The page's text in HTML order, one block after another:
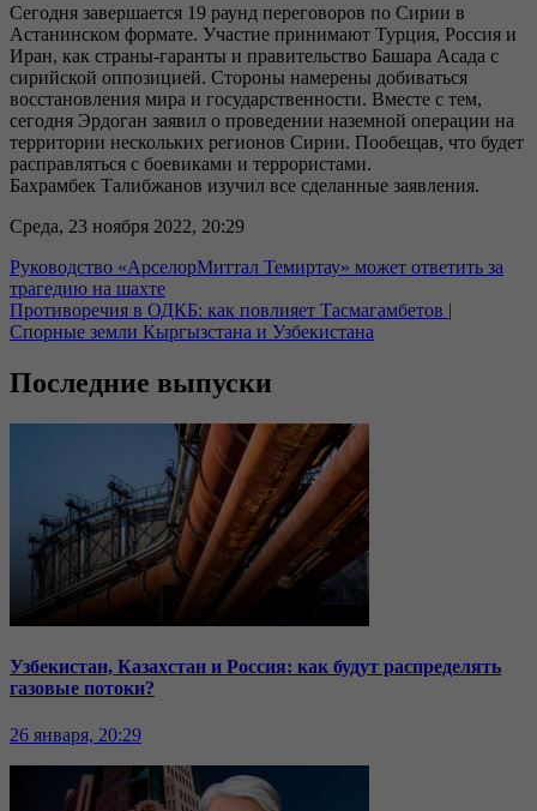
Сегодня завершается 19 раунд переговоров по Сирии в
Астанинском формате. Участие принимают Турция, Россия и
Иран, как страны-гаранты и правительство Башара Асада с
сирийской оппозицией. Стороны намерены добиваться
восстановления мира и государственности. Вместе с тем,
сегодня Эрдоган заявил о проведении наземной операции на
территории нескольких регионов Сирии. Пообещав, что будет
расправляться с боевиками и террористами.
Бахрамбек Талибжанов изучил все сделанные заявления.
Среда, 23 ноября 2022, 20:29
Руководство «АрселорМиттал Темиртау» может ответить за
трагедию на шахте
Противоречия в ОДКБ: как повлияет Тасмагамбетов |
Спорные земли Кыргызстана и Узбекистана
Последние выпуски
Узбекистан, Казахстан и Россия: как будут распределять
газовые потоки?
26 января, 20:29